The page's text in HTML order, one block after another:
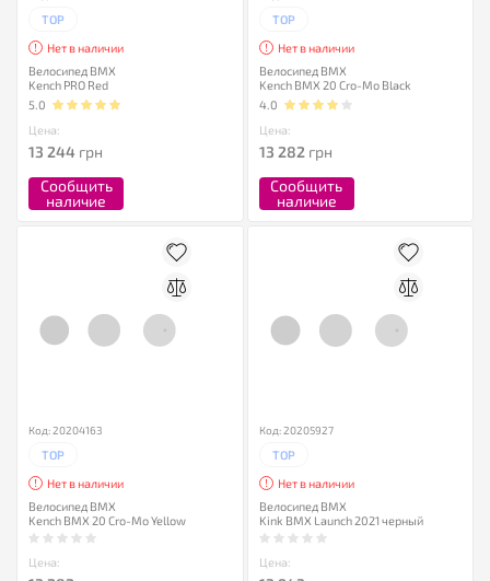
TOP
Нет в наличии
Велосипед BMX
Kench PRO Red
5.0
Цена:
13 244 грн
Сообщить
наличие
TOP
Нет в наличии
Велосипед BMX
Kench BMX 20 Cro-Mo Black
4.0
Цена:
13 282грн
Сообщить
наличие
Код: 20204163
TOP
Нет в наличии
Велосипед BMX
Kench BMX 20 Cro-Mo Yellow
Цена:
Код: 20205927
TOP
Нет в наличии
Велосипед BMX
Kink BMX Launch 2021 черный
Цена: